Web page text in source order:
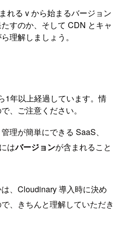
れる v から始まるバージョン
すのか、そして CDN とキャ
理解しましょう。
1年以上経過しています。情
、ご注意ください。
理が簡単にできる SaaS、
はバージョンが含まれること
、Cloudinary 導入時に決め
、きちんと理解していただき